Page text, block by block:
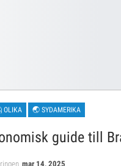
OLIKA 🌏 SYDAMERIKA
guide till
mar 14, 2025